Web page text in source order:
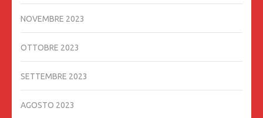
NOVEMBRE 2023
OTTOBRE 2023
SETTEMBRE 2023
AGOSTO 2023